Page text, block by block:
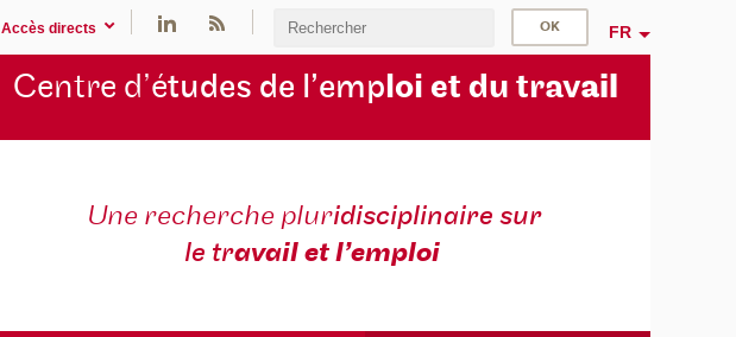
Accès directs FR
Centre d’études de l’emploi et du travail
Une recherche pluridisciplinaire sur
le travail et l’emploi